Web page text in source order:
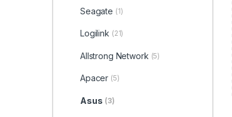
Seagate (1)
Logilink (21)
Allstrong Network (5)
Apacer (5)
Asus (3)